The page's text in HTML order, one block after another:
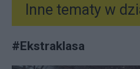
Inne tematy w
#Ekstraklasa